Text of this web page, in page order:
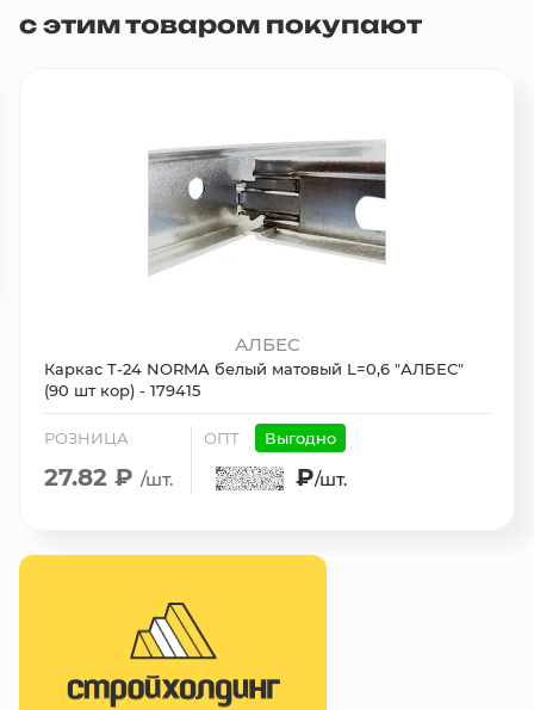
с этим товаром покупают
АЛБЕС
Каркас T-24 NORMA белый матовый L=0,6 "АЛБЕС"
(90 шт кор) - 179415
РОЗНИЦА
27.82 ₽ /шт.
ОПТ Выгодно
₽/шт.